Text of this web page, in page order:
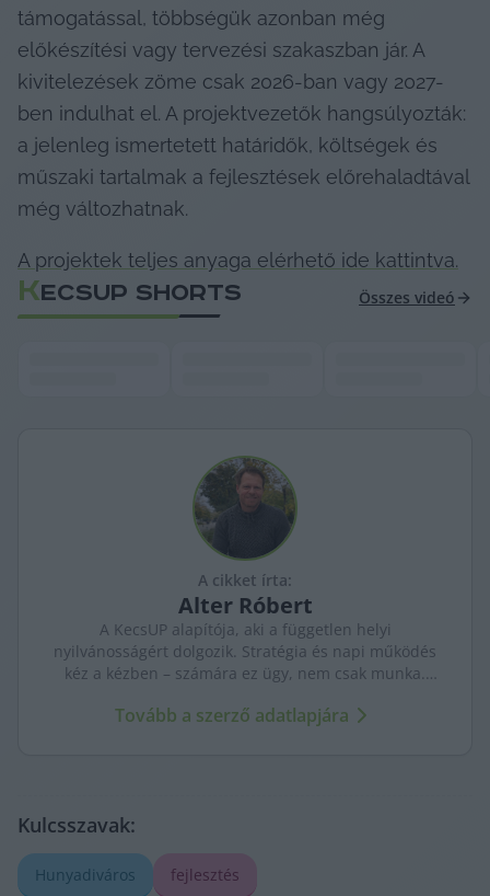
támogatással, többségük azonban még
előkészítési vagy tervezési szakaszban jár. A
kivitelezések zöme csak 2026-ban vagy 2027-
ben indulhat el. A projektvezetők hangsúlyozták:
a jelenleg ismertetett határidők, költségek és
műszaki tartalmak a fejlesztések előrehaladtával
még változhatnak.
A projektek teljes anyaga elérhető ide kattintva.
KECSUP SHORTS Összes videó
A cikket írta:
Alter Róbert
A KecsUP alapítója, aki a független helyi
nyilvánosságért dolgozik. Stratégia és napi működés
kéz a kézben – számára ez ügy, nem csak munka.
erős helyi média.
Tovább a szerző adatlapjára
Kulcsszavak:
Hunyadiváros fejlesztés